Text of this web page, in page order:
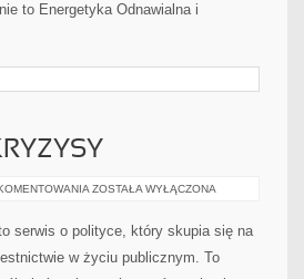
to Energetyka Odnawialna i
POLITYCZNE
KRYZYSY
ZOSTAŁA WYŁĄCZONA
serwis o polityce, który skupia się na
w życiu publicznym. To